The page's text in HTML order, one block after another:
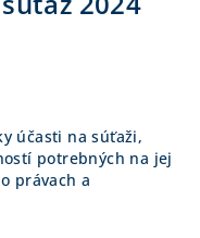
účasti na súťaži,
potrebných na jej
právach a